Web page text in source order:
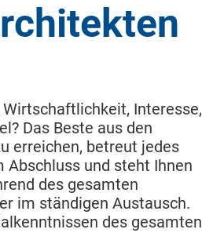
Interesse,
Das Beste aus den
erreichen, betreut jedes
und steht Ihnen
des gesamten
im ständigen Austausch.
des gesamten